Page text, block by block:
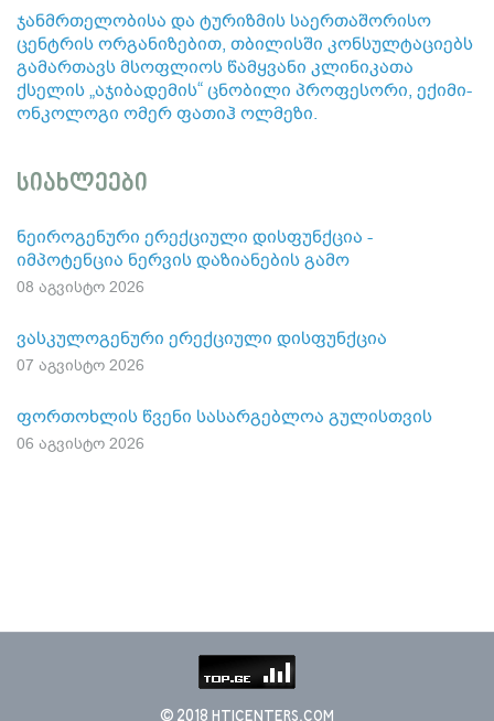
ჯანმრთელობისა და ტურიზმის საერთაშორისო
ცენტრის ორგანიზებით, თბილისში კონსულტაციებს
გამართავს მსოფლიოს წამყვანი კლინიკათა
ქსელის „აჯიბადემის“ ცნობილი პროფესორი, ექიმი-
ონკოლოგი ომერ ფათიჰ ოლმეზი.
სიახლეები
ნეიროგენური ერექციული დისფუნქცია -
იმპოტენცია ნერვის დაზიანების გამო
08 აგვისტო 2026
ვასკულოგენური ერექციული დისფუნქცია
07 აგვისტო 2026
ფორთოხლის წვენი სასარგებლოა გულისთვის
06 აგვისტო 2026